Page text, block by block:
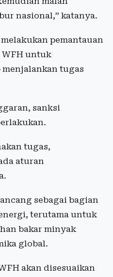
nasional,” katanya.
pemantauan
WFH untuk
menjalankan tugas
sanksi
tugas,
aturan
sebagai bagian
terutama untuk
bakar minyak
global.
akan disesuaikan